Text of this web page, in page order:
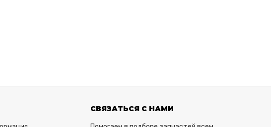
СВЯЗАТЬСЯ С НАМИ